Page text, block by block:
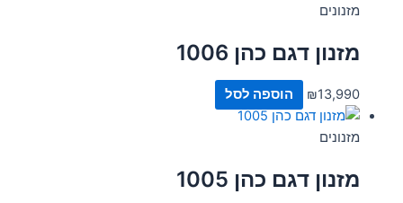
מזנונים
מזנון דגם כהן 1006
₪13,990 הוספה לסל
מזנונים
מזנון דגם כהן 1005